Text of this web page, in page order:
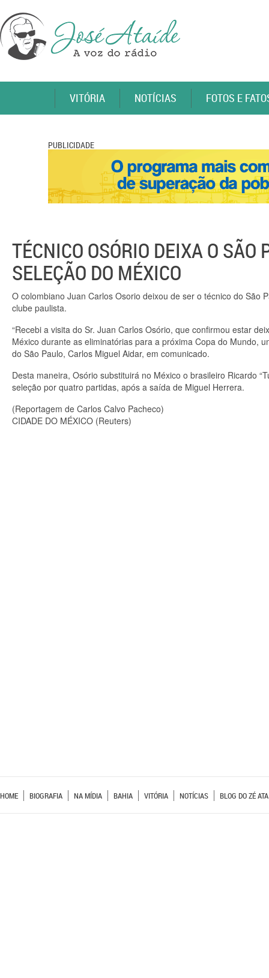
VITÓRIA NOTÍCIAS FOTOS E
PUBLICIDADE
TÉCNICO OSÓRIO DEIXA O
SELEÇÃO DO MÉXICO
O colombiano Juan Carlos Osorio deixou de ser o técnico do
clube paulista.
“Recebi a visita do Sr. Juan Carlos Osório, que confirmou estar
México durante as eliminatórias para a próxima Copa do Mundo,
do São Paulo, Carlos Miguel Aidar, em comunicado.
Desta maneira, Osório substituirá no México o brasileiro Ricardo
seleção por quatro partidas, após a saída de Miguel Herrera.
(Reportagem de Carlos Calvo Pacheco)
CIDADE DO MÉXICO (Reuters)
HOME BIOGRAFIA NA MÍDIA BAHIA VITÓRIA NOTÍCIAS BLOG DO ZÉ